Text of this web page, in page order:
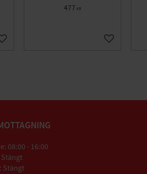
Lägg till i favoriter
477 KR
Lägg till i
08:00 - 16:00
Stängt